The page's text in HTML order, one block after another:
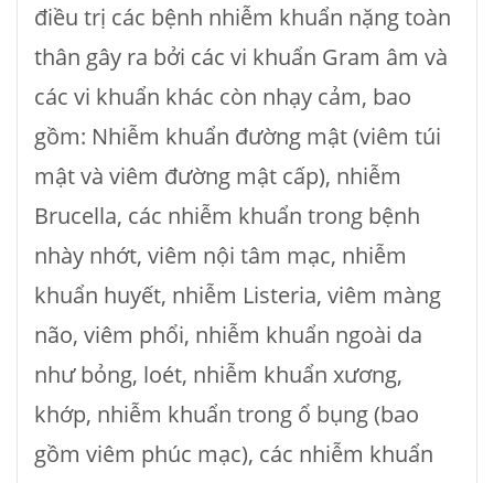
điều trị các bệnh nhiễm khuẩn nặng toàn
thân gây ra bởi các vi khuẩn Gram âm và
các vi khuẩn khác còn nhạy cảm, bao
gồm: Nhiễm khuẩn đường mật (viêm túi
mật và viêm đường mật cấp), nhiễm
Brucella, các nhiễm khuẩn trong bệnh
nhày nhớt, viêm nội tâm mạc, nhiễm
khuẩn huyết, nhiễm Listeria, viêm màng
não, viêm phổi, nhiễm khuẩn ngoài da
như bỏng, loét, nhiễm khuẩn xương,
khớp, nhiễm khuẩn trong ổ bụng (bao
gồm viêm phúc mạc), các nhiễm khuẩn